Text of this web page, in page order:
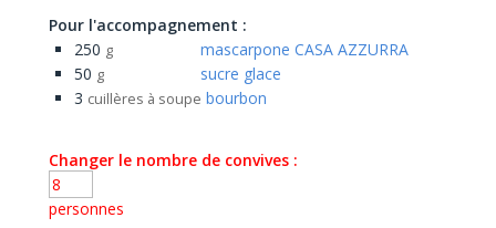
Pour l'accompagnement :
250 g
mascarpone CASA AZZURRA
50 g
sucre glace
3 cuillères à soupe bourbon
Changer le nombre de convives :
personnes